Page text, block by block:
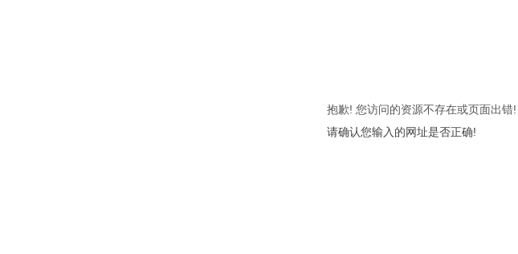
抱歉! 您访问的资源不存在或页面出错!
请确认您输入的网址是否正确!